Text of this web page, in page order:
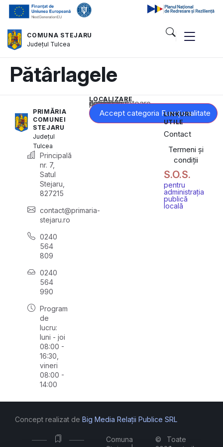
COMUNA STEJARU
Județul Tulcea
Pătârlagele
PRIMĂRIA
COMUNEI
STEJARU
Județul
Tulcea
Principală
nr. 7,
Satul
Stejaru,
827215
contact@primaria-
stejaru.ro
0240
564
809
0240
564
990
Program
de
lucru:
luni - joi
08:00 -
16:30,
vineri
08:00 -
14:00
LOCALIZARE
Acest conținut este blocat până când acceptați categoria corespunzătoare de cookie-uri.
Accept categoria Funcționalitate
LINKURI
UTILE
Contact
Termeni și
condiții
S.O.S.
pentru
administrația
publică
locală
Comuna
©
Toate
Concept realizat de Big Media Relații Publice SRL